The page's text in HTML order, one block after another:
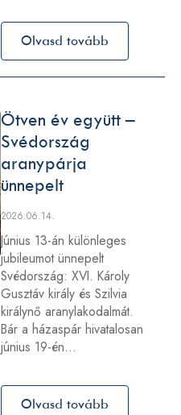
Olvasd tovább
Ötven év együtt –
Svédország
aranypárja
ünnepelt
2026.06.14.
Június 13-án különleges
jubileumot ünnepelt
Svédország: XVI. Károly
Gusztáv király és Szilvia
királynő aranylakodalmát.
Bár a házaspár hivatalosan
június 19-én…
Olvasd tovább